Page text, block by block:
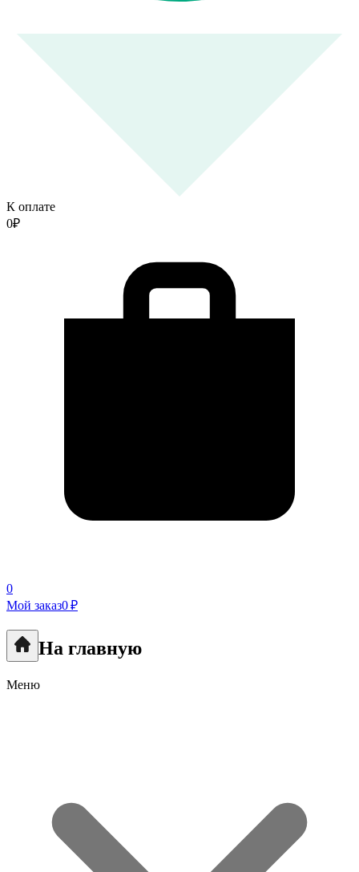
К оплате
0₽
0
Мой заказ0 ₽
На главную
Меню